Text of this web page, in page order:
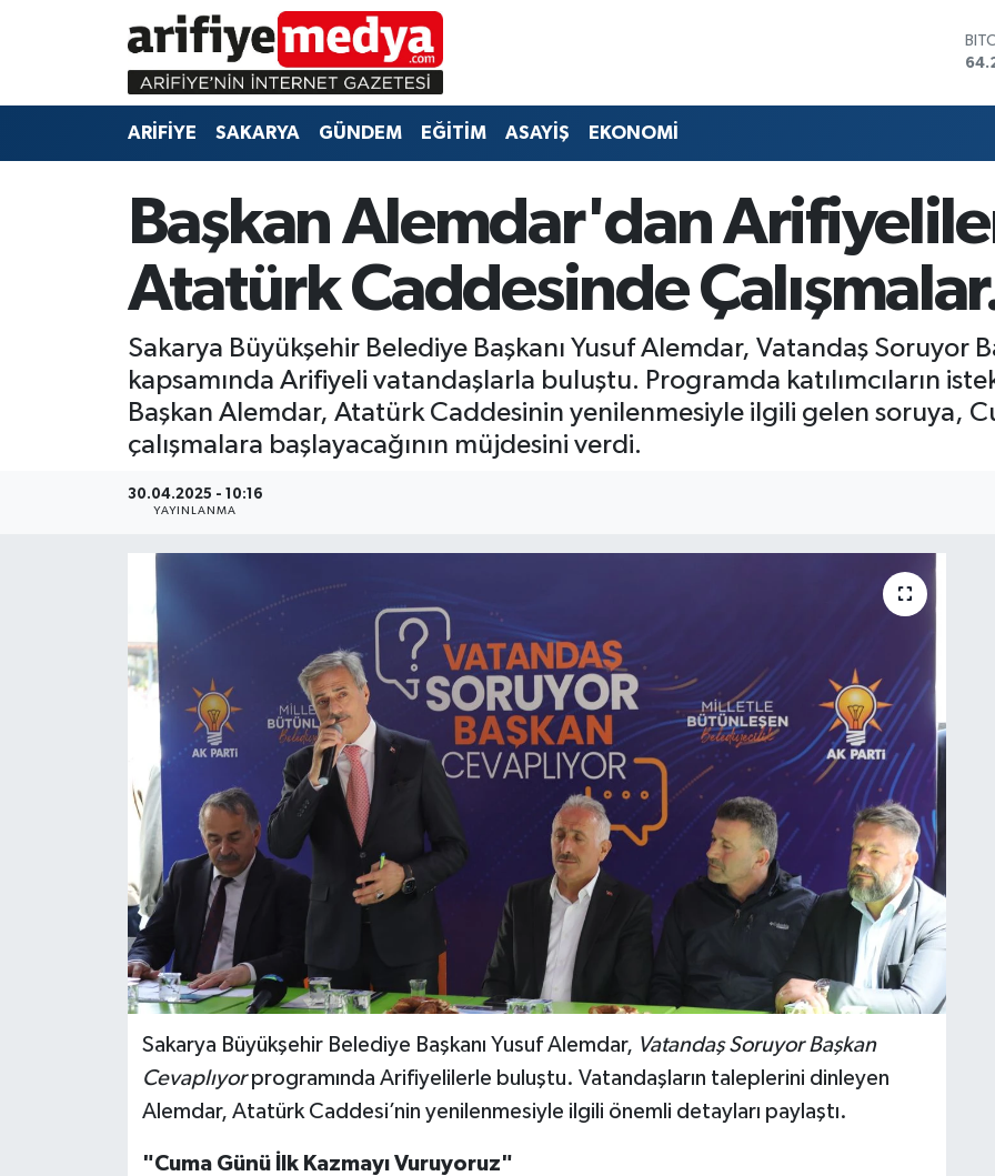
ARİFİYE SAKARYA GÜNDEM EĞİTİM ASAYİŞ EKONOMİ
Başkan Alemdar'dan
Atatürk Caddesinde
Sakarya Büyükşehir Belediye Başkanı Yusuf Alemdar, Vatandaş Soruyor
kapsamında Arifiyeli vatandaşlarla buluştu. Programda katılımcıların
Başkan Alemdar, Atatürk Caddesinin yenilenmesiyle ilgili gelen soruya,
çalışmalara başlayacağının müjdesini verdi.
30.04.2025 - 10:16
YAYINLANMA
Sakarya Büyükşehir Belediye Başkanı Yusuf Alemdar, Vatandaş Soruyor Başkan
Cevaplıyorprogramında Arifiyelilerle buluştu. Vatandaşların taleplerini dinleyen
Alemdar, Atatürk Caddesi’nin yenilenmesiyle ilgili önemli detayları paylaştı.
"Cuma Günü İlk Kazmayı Vuruyoruz"
SAKARYA
GÜNDEM
EKONOMİ
GÜNDEM
Sakarya Hava Durumu
Sakarya Namaz Vakitleri
Sakarya Trafik Yoğunluk Haritası
Süper Lig Puan Durumu ve Fikstür
Tüm Manşetler
Son Dakika Haberleri
Haber Arşivi